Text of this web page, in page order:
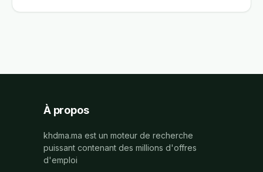
À propos
khdma.ma est un moteur de recherche
puissant contenant des millions d'offres
d'emploi